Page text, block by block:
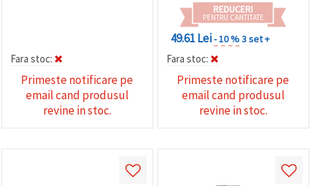
Fara stoc:
Primeste notificare pe
email cand produsul
revine in stoc.
REDUCERI
PENTRU CANTITATE
49.61 Lei- 10 %3 set +
Fara stoc:
Primeste notificare pe
email cand produsul
revine in stoc.